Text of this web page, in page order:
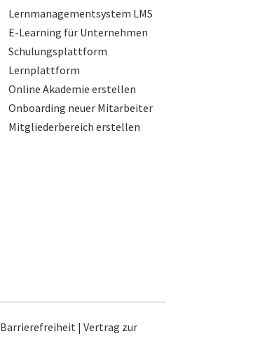
Lernmanagementsystem LMS
E-Learning für Unternehmen
Schulungsplattform
Lernplattform
Online Akademie erstellen
Onboarding neuer Mitarbeiter
Mitgliederbereich erstellen
Barrierefreiheit| Vertrag zur